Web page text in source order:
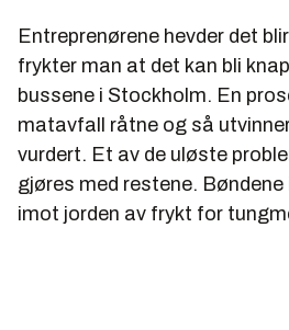
Entreprenørene hevder det
frykter man at det kan bli
bussene i Stockholm. En
matavfall råtne og så
vurdert. Et av de uløste
gjøres med restene.
imot jorden av frykt for